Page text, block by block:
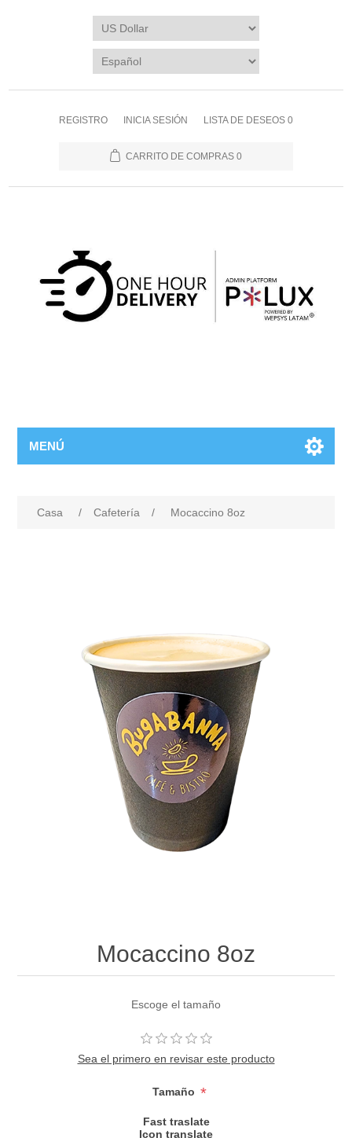
REGISTRO INICIA SESIÓN LISTA DE DESEOS 0
CARRITO DE COMPRAS 0
MENÚ
Casa / Cafetería / Mocaccino 8oz
Mocaccino 8oz
Escoge el tamaño
Sea el primero en revisar este producto
Tamaño *
Fast traslate
Icon translate